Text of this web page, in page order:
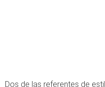
Dos de las referentes de